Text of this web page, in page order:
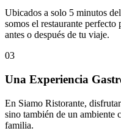
Ubicados a solo 5 minutos
somos el restaurante
antes o después de tu viaje.
03
Una Experiencia
En Siamo Ristorante,
sino también de un ambiente
familia.